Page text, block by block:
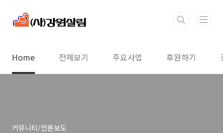
Home 전체보기 주요사업 후원하기
커뮤니티/언론보도